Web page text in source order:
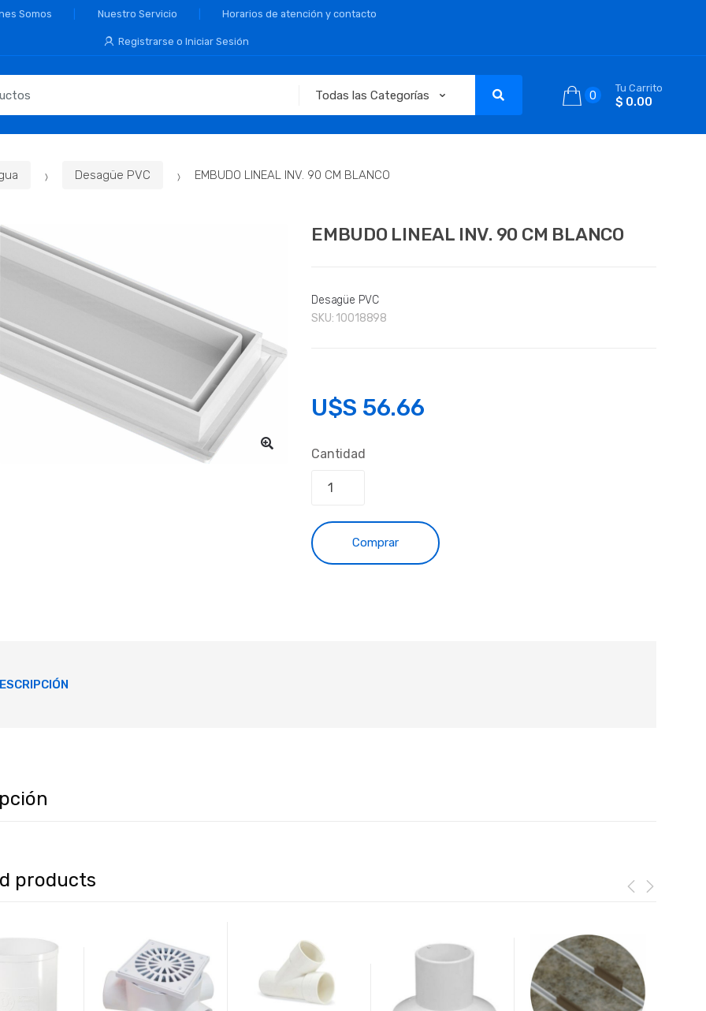
Somos Nuestro Servicio Horarios de atención y contacto
Registrarse o Iniciar Sesión
0
Tu Carrito
$ 0.00
Desagüe PVC EMBUDO LINEAL INV. 90 CM BLANCO
EMBUDO LINEAL INV. 90 CM BLANCO
Desagüe PVC
SKU: 10018898
U$S 56.66
Cantidad
Comprar
products